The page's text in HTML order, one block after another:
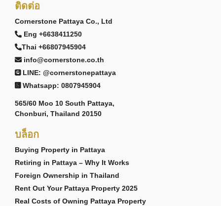
ติดต่อ
Cornerstone Pattaya Co., Ltd
Eng +6638411250
Thai +66807945904
info@cornerstone.co.th
LINE: @cornerstonepattaya
Whatsapp: 0807945904
565/60 Moo 10 South Pattaya,
Chonburi, Thailand 20150
บล็อก
Buying Property in Pattaya
Retiring in Pattaya – Why It Works
Foreign Ownership in Thailand
Rent Out Your Pattaya Property 2025
Real Costs of Owning Pattaya Property